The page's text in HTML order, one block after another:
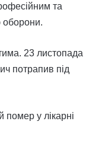
та
оборони.
23 листопада
потрапив під
у лікарні